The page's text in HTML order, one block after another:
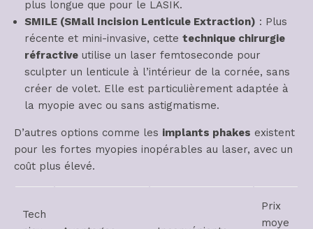
plus longue que pour le LASIK.
SMILE (SMall Incision Lenticule Extraction) : Plus
récente et mini-invasive, cette technique chirurgie
réfractive utilise un laser femtoseconde pour
sculpter un lenticule à l’intérieur de la cornée, sans
créer de volet. Elle est particulièrement adaptée à
la myopie avec ou sans astigmatisme.
D’autres options comme les implants phakes existent
pour les fortes myopies inopérables au laser, avec un
coût plus élevé.
Tech
Prix
moye